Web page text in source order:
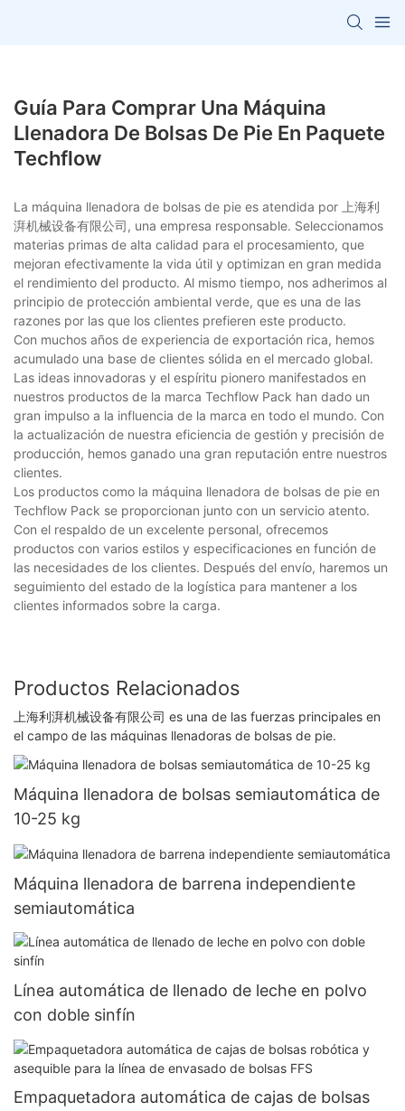
Guía Para Comprar Una Máquina
Llenadora De Bolsas De Pie En Paquete
Techflow
La máquina llenadora de bolsas de pie es atendida por 上海利
湃机械设备有限公司, una empresa responsable. Seleccionamos
materias primas de alta calidad para el procesamiento, que
mejoran efectivamente la vida útil y optimizan en gran medida
el rendimiento del producto. Al mismo tiempo, nos adherimos al
principio de protección ambiental verde, que es una de las
razones por las que los clientes prefieren este producto.
Con muchos años de experiencia de exportación rica, hemos
acumulado una base de clientes sólida en el mercado global.
Las ideas innovadoras y el espíritu pionero manifestados en
nuestros productos de la marca Techflow Pack han dado un
gran impulso a la influencia de la marca en todo el mundo. Con
la actualización de nuestra eficiencia de gestión y precisión de
producción, hemos ganado una gran reputación entre nuestros
clientes.
Los productos como la máquina llenadora de bolsas de pie en
Techflow Pack se proporcionan junto con un servicio atento.
Con el respaldo de un excelente personal, ofrecemos
productos con varios estilos y especificaciones en función de
las necesidades de los clientes. Después del envío, haremos un
seguimiento del estado de la logística para mantener a los
clientes informados sobre la carga.
Productos Relacionados
上海利湃机械设备有限公司 es una de las fuerzas principales en
el campo de las máquinas llenadoras de bolsas de pie.
Máquina llenadora de bolsas semiautomática de
10-25 kg
Máquina llenadora de barrena independiente
semiautomática
Línea automática de llenado de leche en polvo
con doble sinfín
Empaquetadora automática de cajas de bolsas